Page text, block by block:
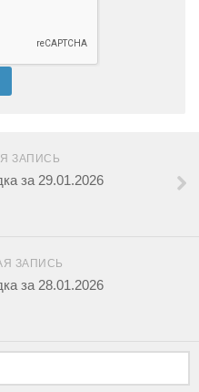
ЗАПИСЬ
за 29.01.2026
ЗАПИСЬ
за 28.01.2026